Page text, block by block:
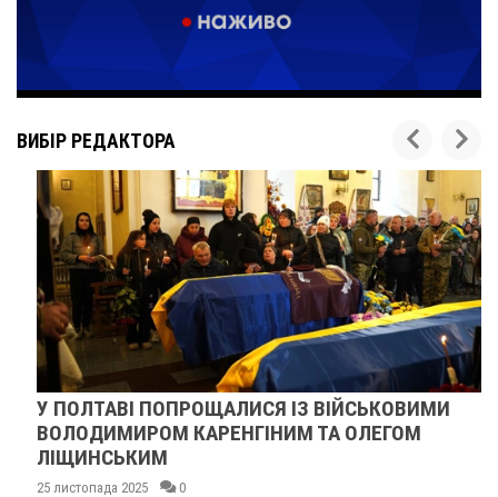
ВИБІР РЕДАКТОРА
У ПОЛТАВІ ПОПРОЩАЛИСЯ ІЗ ВІЙСЬКОВИМИ
ВОЛОДИМИРОМ КАРЕНГІНИМ ТА ОЛЕГОМ
ЛІЩИНСЬКИМ
25 листопада 2025 0